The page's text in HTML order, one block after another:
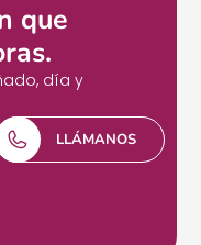
que
día y
LLÁMANOS